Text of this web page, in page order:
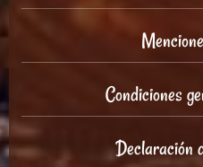
Condiciones
Declaración